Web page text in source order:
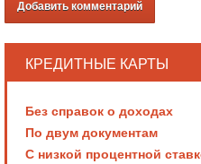
КРЕДИТНЫЕ КАРТЫ
Без справок о доходах
По двум документам
С низкой процентной